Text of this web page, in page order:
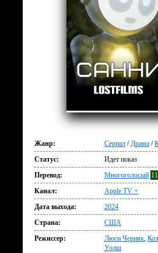
Жанр: Сериал /Драма /
Статус:
Идет показ
Перевод:
Многоголосый
Канал:
Apple TV +
Дата выхода:
2024
Страна:
США
Режиссер:
Люси Черняк,
Уолш